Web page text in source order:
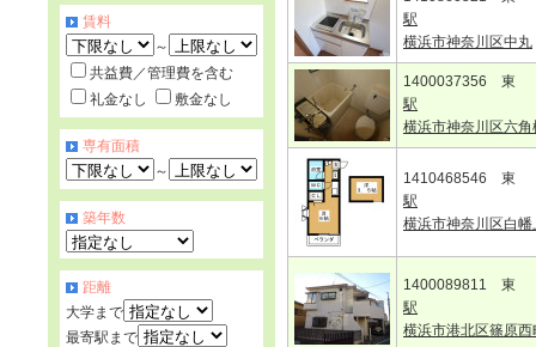
駅
横浜市神奈川区中丸
1400037356 東
駅
横浜市神奈川区六角
1410468546 東
駅
横浜市神奈川区白幡
1400089811 東
駅
横浜市港北区篠原西
賃料
～
共益費／管理費を含む
礼金なし
敷金なし
専有面積
～
築年数
距離
大学まで
最寄駅まで